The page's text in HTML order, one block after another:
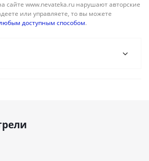
сайте www.nevateka.ru нарушают авторские
или управляете, то вы можете
доступным способом.